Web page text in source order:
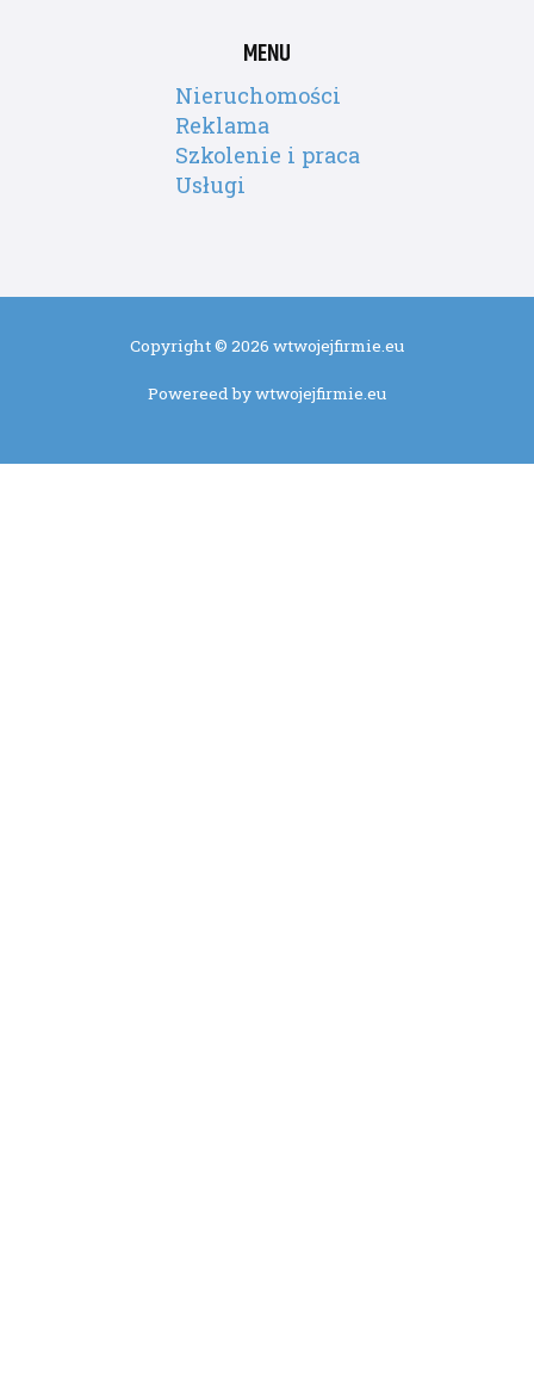
MENU
Nieruchomości
Reklama
Szkolenie i praca
Usługi
Copyright © 2026 wtwojejfirmie.eu
Powereed by wtwojejfirmie.eu